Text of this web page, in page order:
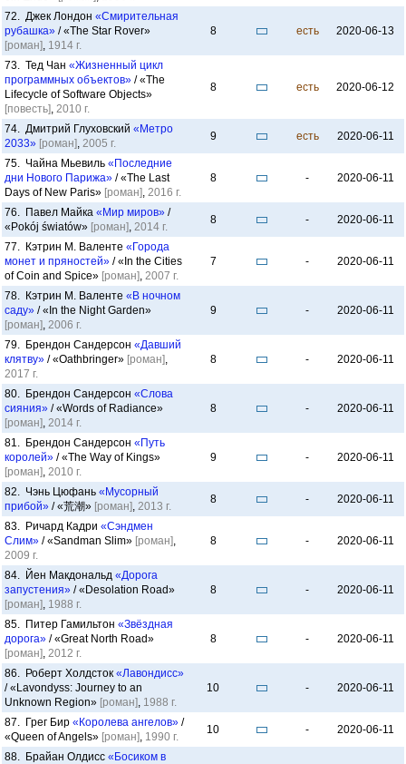
72. Джек Лондон «Смирительная
рубашка» / «The Star Rover»
[роман], 1914 г.
8 есть 2020-06-13
73. Тед Чан «Жизненный цикл
программных объектов» / «The
Lifecycle of Software Objects»
[повесть], 2010 г.
8 есть 2020-06-12
74. Дмитрий Глуховский «Метро
2033» [роман], 2005 г.
9 есть 2020-06-11
75. Чайна Мьевиль «Последние
дни Нового Парижа» / «The Last
Days of New Paris» [роман], 2016 г.
8 - 2020-06-11
76. Павел Майка «Мир миров» /
«Pokój światów» [роман], 2014 г.
8 - 2020-06-11
77. Кэтрин М. Валенте «Города
монет и пряностей» / «In the Cities
of Coin and Spice» [роман], 2007 г.
7 - 2020-06-11
78. Кэтрин М. Валенте «В ночном
саду» / «In the Night Garden»
[роман], 2006 г.
9 - 2020-06-11
79. Брендон Сандерсон «Давший
клятву» / «Oathbringer» [роман],
2017 г.
8 - 2020-06-11
80. Брендон Сандерсон «Слова
сияния» / «Words of Radiance»
[роман], 2014 г.
8 - 2020-06-11
81. Брендон Сандерсон «Путь
королей» / «The Way of Kings»
[роман], 2010 г.
9 - 2020-06-11
82. Чэнь Цюфань «Мусорный
прибой» / «荒潮» [роман], 2013 г.
8 - 2020-06-11
83. Ричард Кадри «Сэндмен
Слим» / «Sandman Slim» [роман],
2009 г.
8 - 2020-06-11
84. Йен Макдональд «Дорога
запустения» / «Desolation Road»
[роман], 1988 г.
8 - 2020-06-11
85. Питер Гамильтон «Звёздная
дорога» / «Great North Road»
[роман], 2012 г.
8 - 2020-06-11
86. Роберт Холдсток «Лавондисс»
/ «Lavondyss: Journey to an
Unknown Region» [роман], 1988 г.
10 - 2020-06-11
87. Грег Бир «Королева ангелов» /
«Queen of Angels» [роман], 1990 г.
10 - 2020-06-11
88. Брайан Олдисс «Босиком в